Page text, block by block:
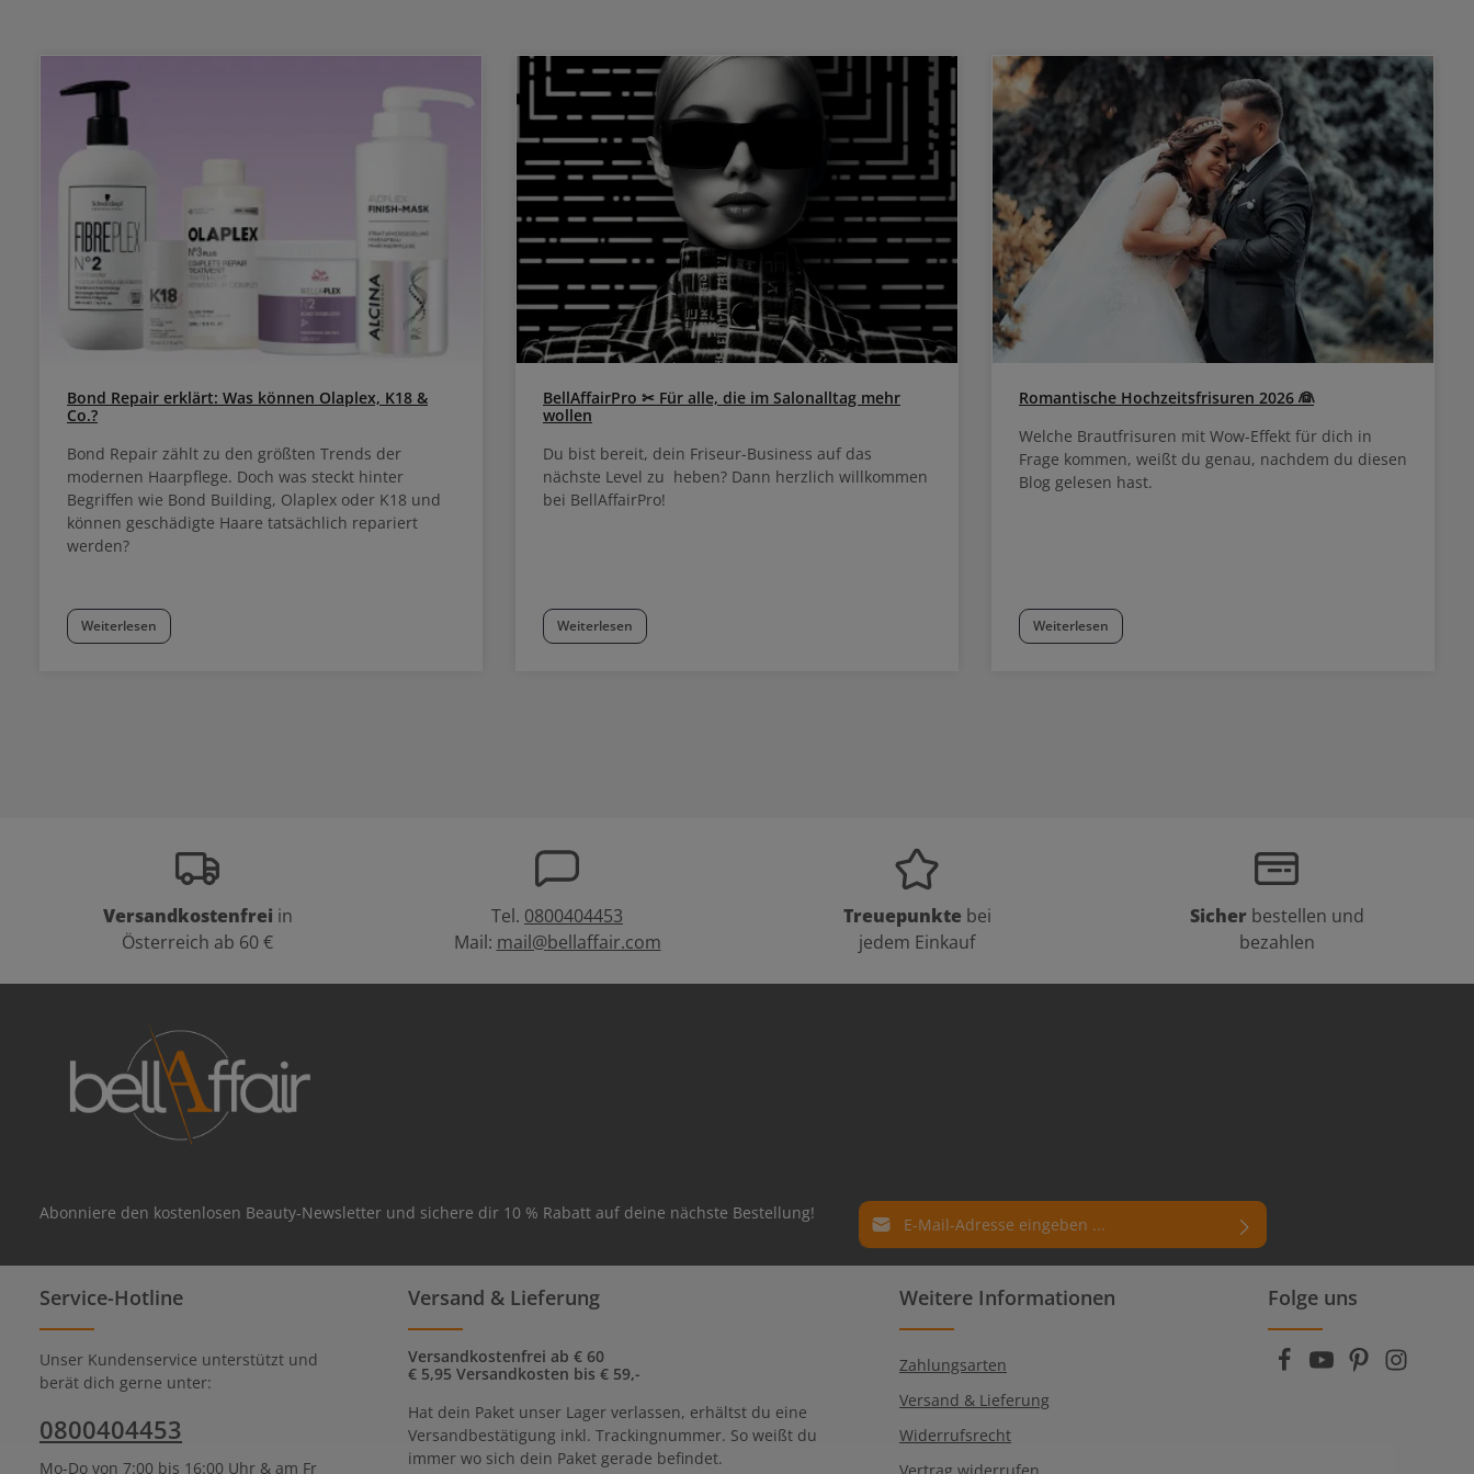
Bond Repair erklärt: Was können Olaplex, K18 &
Co.?
Bond Repair zählt zu den größten Trends der
modernen Haarpflege. Doch was steckt hinter
Begriffen wie Bond Building, Olaplex oder K18 und
können geschädigte Haare tatsächlich repariert
werden?
Weiterlesen
BellAffairPro ✂ Für alle, die im Salonalltag mehr
wollen
Du bist bereit, dein Friseur-Business auf das
nächste Level zu heben? Dann herzlich willkommen
bei BellAffairPro!
Weiterlesen
Romantische Hochzeitsfrisuren 2026 👰
Welche Brautfrisuren mit Wow-Effekt für dich in
Frage kommen, weißt du genau, nachdem du diesen
Blog gelesen hast.
Weiterlesen
Versandkostenfrei in
Österreich ab 60 €
Tel. 0800404453
Mail: mail@bellaffair.com
Treuepunkte bei
jedem Einkauf
Sicher bestellen und
bezahlen
Abonniere den kostenlosen Beauty-Newsletter und sichere dir 10 % Rabatt auf deine nächste Bestellung! E-Mail-Adresse*
Datenschutz
Ich habe dieDatenschutzbestimmungen
genommen und die
Die mit einem Stern (*) markierten Felder sind
Pflichtfelder.
Service-Hotline
Unser Kundenservice unterstützt und
berät dich gerne unter:
0800404453
Mo-Do von 7:00 bis 16:00 Uhr & am Fr
Versand & Lieferung
Versandkostenfrei ab € 60
€ 5,95 Versandkosten bis € 59,-
Hat dein Paket unser Lager verlassen, erhältst du eine
Versandbestätigung inkl. Trackingnummer. So weißt du
immer wo sich dein Paket gerade befindet.
Weitere Informationen
Zahlungsarten
Versand & Lieferung
Widerrufsrecht
Folge uns